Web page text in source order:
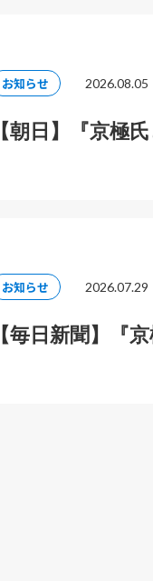
お知らせ 2026.08.05
【朝日】『京極
お知らせ 2026.07.29
【毎日新聞】『